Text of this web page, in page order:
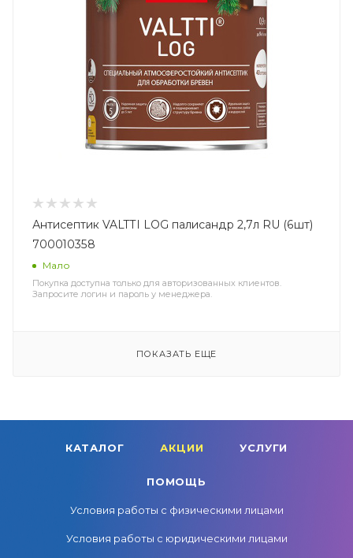
Антисептик VALTTI LOG палисандр 2,7л RU (6шт)
700010358
Мало
Покупка доступна только для авторизованных клиентов.
Запросите логин и пароль у менеджера.
ПОКАЗАТЬ ЕЩЕ
КАТАЛОГ АКЦИИ УСЛУГИ
ПОМОЩЬ
Условия работы с физическими лицами
Условия работы с юридическими лицами